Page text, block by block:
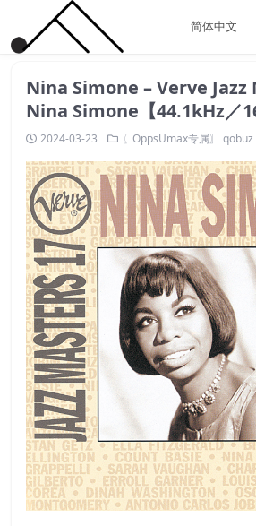
Nina Simone – Verve Jazz
Nina Simone【44.1kHz／
2024-03-23 〖OppsUmax专属〗 qobuz